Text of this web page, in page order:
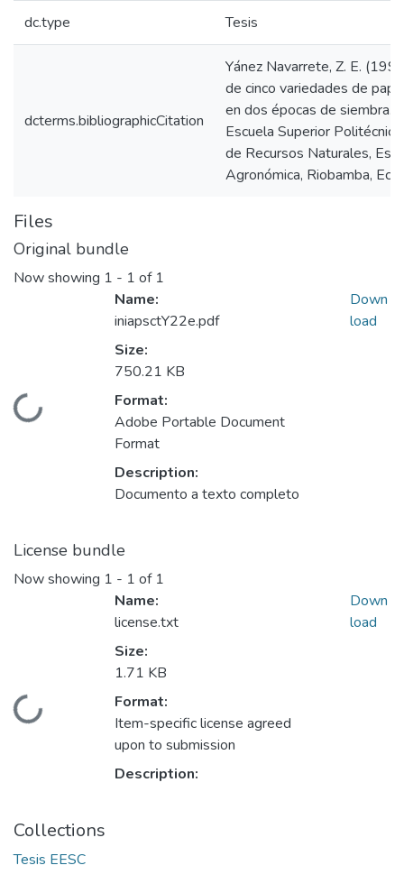
dc.type Tesis
dcterms.bibliographicCitation
Yánez Navarrete, Z. E.
de cinco variedades de
en dos épocas de siembra.
Escuela Superior
de Recursos Naturales,
Agronómica, Riobamba,
Files
Original bundle
Now showing 1 - 1 of 1
Loading...
Name:
iniapsctY22e.pdf
Size:
750.21 KB
Format:
Adobe Portable Document
Format
Description:
Documento a texto completo
Down
load
License bundle
Now showing 1 - 1 of 1
Loading...
Name:
license.txt
Size:
1.71 KB
Format:
Item-specific license agreed
upon to submission
Description:
Down
load
Collections
Tesis EESC